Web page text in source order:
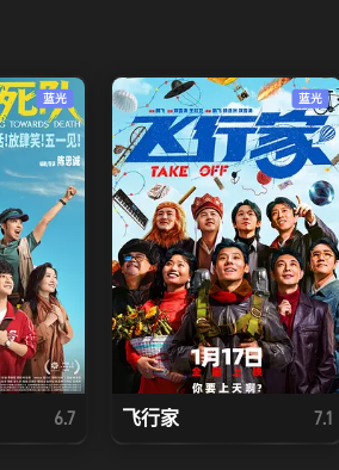
蓝光
6.7
蓝光
飞行家 7.1